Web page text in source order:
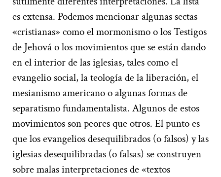
es extensa. Podemos mencionar algunas sectas
«cristianas» como el mormonismo o los Testigos
de Jehová o los movimientos que se están dando
en el interior de las iglesias, tales como el
evangelio social, la teología de la liberación, el
mesianismo americano o algunas formas de
separatismo fundamentalista. Algunos de estos
movimientos son peores que otros. El punto es
que los evangelios desequilibrados (o falsos) y las
iglesias desequilibradas (o falsas) se construyen
sobre malas interpretaciones de «textos